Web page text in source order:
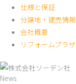
仕様と保証
分譲地・建売情報
会社概要
リフォームプラザ
News